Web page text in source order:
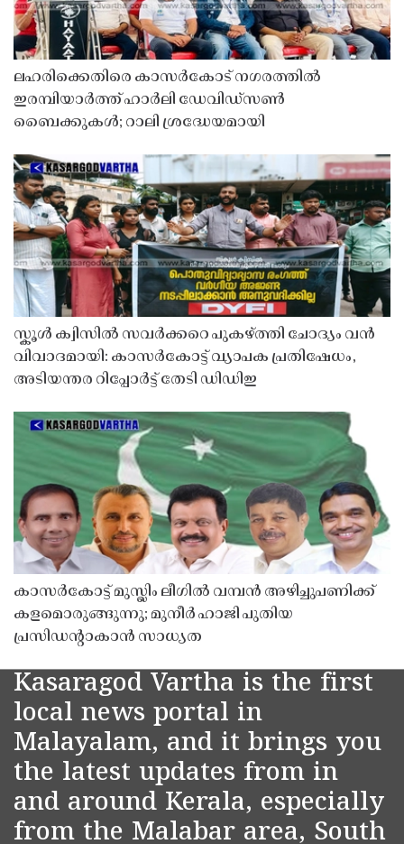
ലഹരിക്കെതിരെ കാസർകോട് നഗരത്തിൽ
ഇരമ്പിയാർത്ത് ഹാർലി ഡേവിഡ്‌സൺ
ബൈക്കുകൾ; റാലി ശ്രദ്ധേയമായി
സ്കൂൾ ക്വിസിൽ സവർക്കറെ പുകഴ്ത്തി ചോദ്യം വൻ
വിവാദമായി: കാസർകോട്ട് വ്യാപക പ്രതിഷേധം,
അടിയന്തര റിപ്പോർട്ട് തേടി ഡിഡിഇ
കാസർകോട്ട് മുസ്ലിം ലീഗിൽ വമ്പൻ അഴിച്ചുപണിക്ക്
കളമൊരുങ്ങുന്നു; മുനീർ ഹാജി പുതിയ
പ്രസിഡൻ്റാകാൻ സാധ്യത
Kasaragod Vartha is the first
local news portal in
Malayalam, and it brings you
the latest updates from in
and around Kerala, especially
from the Malabar area, South